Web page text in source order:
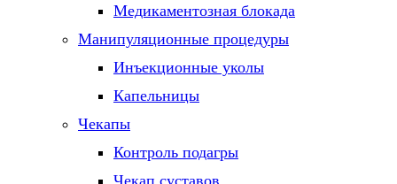
Медикаментозная блокада
Манипуляционные процедуры
Инъекционные уколы
Капельницы
Чекапы
Контроль подагры
Чекап суставов